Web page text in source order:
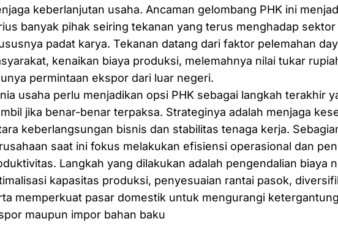
keberlanjutan usaha. Ancaman gelombang PHK ini
banyak pihak seiring tekanan yang terus menghadap
padat karya. Tekanan datang dari faktor pelemahan
kenaikan biaya produksi, melemahnya nilai tukar
permintaan ekspor dari luar negeri.
usaha perlu menjadikan opsi PHK sebagai langkah terakhir
jika benar-benar terpaksa. Strateginya adalah menjaga
keberlangsungan bisnis dan stabilitas tenaga kerja.
saat ini fokus melakukan efisiensi operasional dan
Langkah yang dilakukan adalah pengendalian biaya
kapasitas produksi, penyesuaian rantai pasok,
memperkuat pasar domestik untuk mengurangi
maupun impor bahan baku